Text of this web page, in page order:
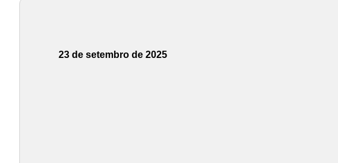
23 de setembro de 2025